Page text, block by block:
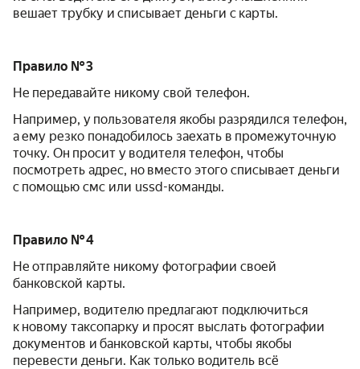
вешает трубку и списывает деньги с карты.
Правило № 3
Не передавайте никому свой телефон.
Например, у пользователя якобы разрядился телефон,
а ему резко понадобилось заехать в промежуточную
точку. Он просит у водителя телефон, чтобы
посмотреть адрес, но вместо этого списывает деньги
с помощью смс или ussd-команды.
Правило № 4
Не отправляйте никому фотографии своей
банковской карты.
Например, водителю предлагают подключиться
к новому таксопарку и просят выслать фотографии
документов и банковской карты, чтобы якобы
перевести деньги. Как только водитель всё